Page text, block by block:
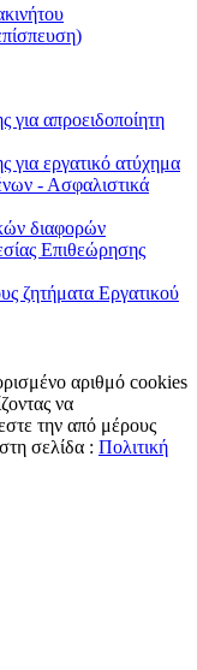
απροειδοποίητη
εργατικό ατύχημα
- Ασφαλιστικά
διαφορών
Επιθεώρησης
ζητήματα Εργατικού
αριθμό cookies
να
την από μέρους
σελίδα : Πολιτική